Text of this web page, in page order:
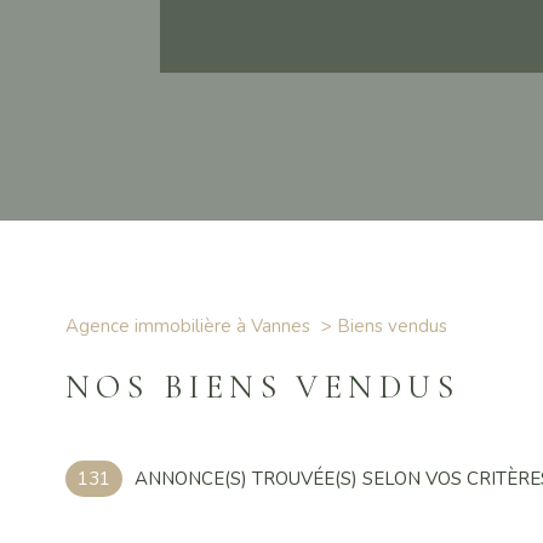
Agence immobilière à Vannes biens vendus
NOS BIENS VENDUS
131 ANNONCE(S) TROUVÉE(S) SELON VOS